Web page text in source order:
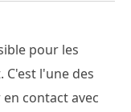
pour les
C'est l'une des
contact avec